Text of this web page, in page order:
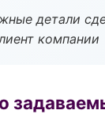
детали
компании